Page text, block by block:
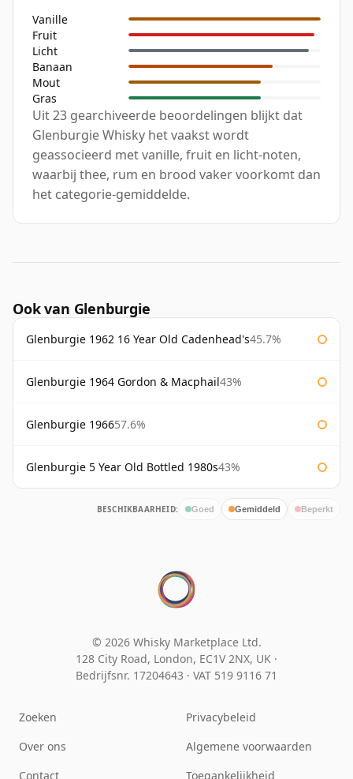
Vanille
Fruit
Licht
Banaan
Mout
Gras
Uit 23 gearchiveerde beoordelingen blijkt dat
Glenburgie Whisky het vaakst wordt
geassocieerd met vanille, fruit en licht-noten,
waarbij thee, rum en brood vaker voorkomt dan
het categorie-gemiddelde.
Ook van Glenburgie
Glenburgie 1962 16 Year Old Cadenhead's45.7%
Glenburgie 1964 Gordon & Macphail43%
Glenburgie 196657.6%
Glenburgie 5 Year Old Bottled 1980s43%
BESCHIKBAARHEID: Goed Gemiddeld Beperkt
© 2026 Whisky Marketplace Ltd.
128 City Road, London, EC1V 2NX, UK ·
Bedrijfsnr. 17204643 · VAT 519 9116 71
Zoeken
Over ons
Contact
Privacybeleid
Algemene voorwaarden
Toegankelijkheid